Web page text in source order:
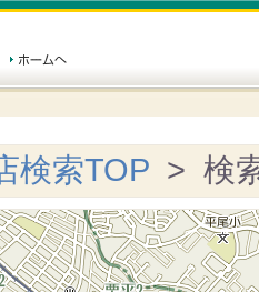
検索TOP > 検